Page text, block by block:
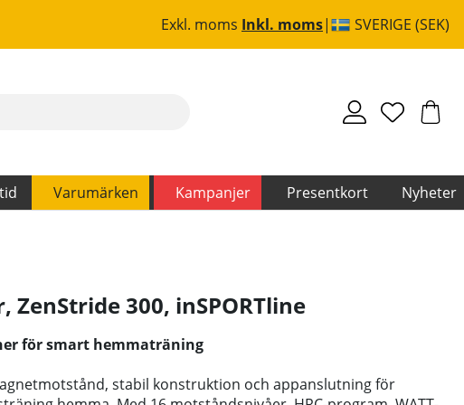
Exkl. moms Inkl. moms SVERIGE (SEK)
Varumärken Kampanjer Presentkort Nyheter
ZenStride 300, inSPORTline
för smart hemmaträning
stabil konstruktion och appanslutning för